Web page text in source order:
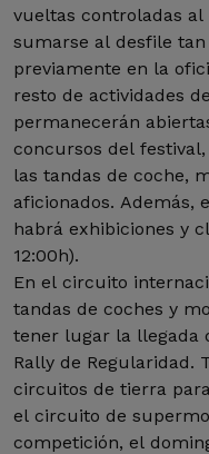
vueltas controladas
sumarse al desfile
previamente en la
resto de actividades
permanecerán
concursos del
las tandas de coche,
aficionados. Además,
habrá exhibiciones y
12:00h).
En el circuito
tandas de coches y
tener lugar la llegada
Rally de Regularidad.
circuitos de tierra
el circuito de
competición, el